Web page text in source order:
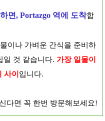
면, Portazgo 역에 도착합
이나 가벼운 간식을 준비하
일 것 같습니다. 가장 일몰이
사이 입니다.
다면 꼭 한번 방문해보세요!